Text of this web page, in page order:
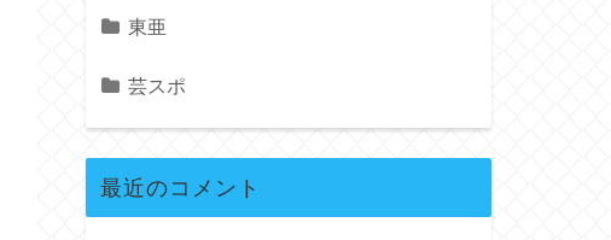
東亜
芸スポ
最近のコメント